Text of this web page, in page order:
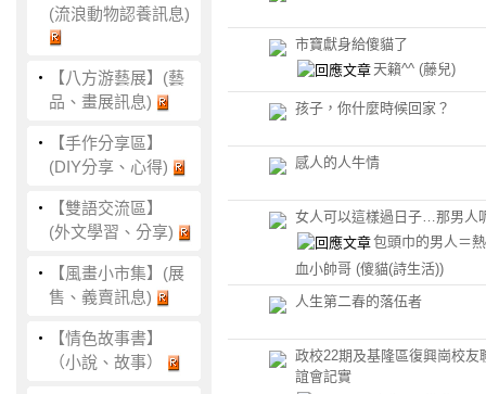
(流浪動物認養訊息)
‧
【八方游藝展】(藝
品、畫展訊息)
‧
【手作分享區】
(DIY分享、心得)
‧
【雙語交流區】
(外文學習、分享)
‧
【風畫小市集】(展
售、義賣訊息)
‧
【情色故事書】
（小說、故事）
市寶獻身給傻貓了
天籟^^ (藤兒)
孩子，你什麼時候回家？
感人的人牛情
女人可以這樣過日子…那男人
包頭巾的男人＝熱
血小帥哥 (傻貓(詩生活))
人生第二春的落伍者
政校22期及基隆區復興崗校友
誼會記實